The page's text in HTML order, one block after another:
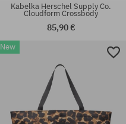
univerzálna veľkosť
Kabelka Herschel Supply Co.
Cloudform Crossbody
85,90 €
New